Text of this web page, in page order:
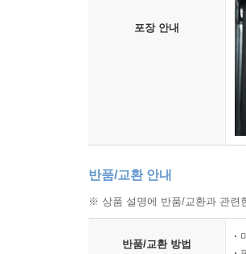
포장 안내
반품/교환 안내
※ 상품 설명에 반품/교환과 관련
반품/교환 방법